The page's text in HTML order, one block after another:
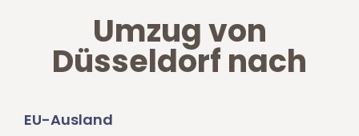
Umzug von
Düsseldorf nach
EU-Ausland